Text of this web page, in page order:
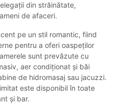
din străinătate,
de afaceri.
pe un stil romantic, fiind
pentru a oferi oaspeților
sunt prevăzute cu
aer condiționat și băi
de hidromasaj sau jacuzzi.
este disponibil în toate
și bar.